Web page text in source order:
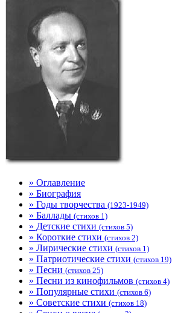
» Оглавление
» Биография
» Годы творчества (1923-1949)
» Баллады (стихов 1)
» Детские стихи (стихов 5)
» Короткие стихи (стихов 2)
» Лирические стихи (стихов 1)
» Патриотические стихи (стихов 19)
» Песни (стихов 25)
» Песни из кинофильмов (стихов 4)
» Популярные стихи (стихов 6)
» Советские стихи (стихов 18)